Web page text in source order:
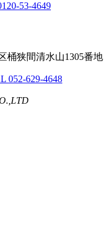
53-4649
桶狭間清水山1305番地
052-629-4648